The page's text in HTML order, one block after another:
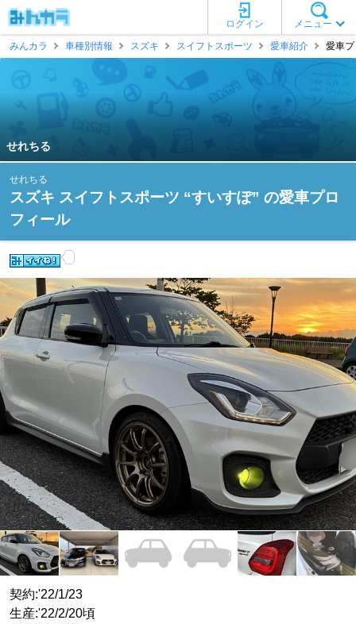
メニュー
ログイン
みんカラ
車種別情報 スズキ スイフトスポーツ 愛車紹介 愛車
せれちる
せれちる
スズキ スイフトスポーツ “すいすぽ” の愛車プロ
フィール
契約:'22/1/23
生産:'22/2/20頃